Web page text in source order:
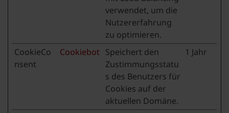
verwendet, um die
Nutzererfahrung
zu optimieren.
CookieCo
nsent
Cookiebot Speichert den
Zustimmungsstatu
s des Benutzers für
Cookies auf der
aktuellen Domäne.
1 Jahr